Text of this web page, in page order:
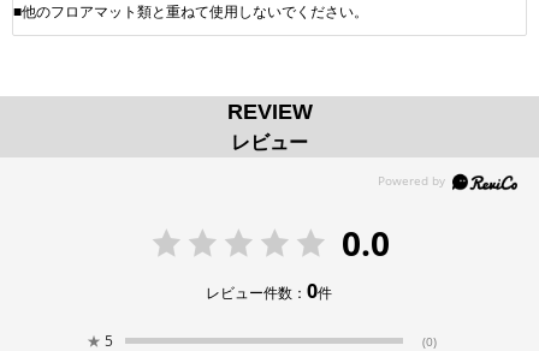
■他のフロアマット類と重ねて使用しないでください。
REVIEW
レビュー
0.0
レビュー件数：0件
★ 5 (0)